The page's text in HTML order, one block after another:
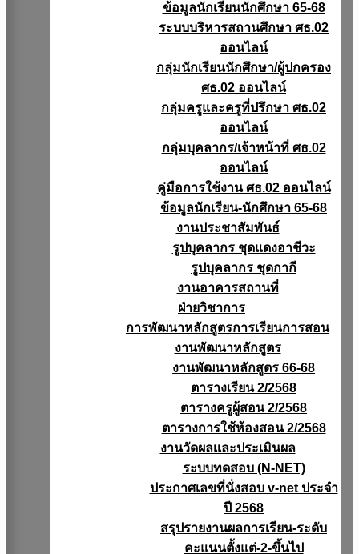
ข้อมูลนักเรียนนักศึกษา 65-68
ระบบบริหารสถานศึกษา ศธ.02
ออนไลน์
กลุ่มนักเรียนนักศึกษา/ผู้ปกครอง
ศธ.02 ออนไลน์
กลุ่มครูและครูที่ปรึกษา ศธ.02
ออนไลน์
กลุ่มบุคลากร/เจ้าหน้าที่ ศธ.02
ออนไลน์
คู่มือการใช้งาน ศธ.02 ออนไลน์
ข้อมูลนักเรียน-นักศึกษา 65-68
งานประชาสัมพันธ์
รูปบุคลากร ชุดแดงอาชีวะ
รูปบุคลากร ชุดกากี
งานอาคารสถานที่
ฝ่ายวิชาการ
การพัฒนาหลักสูตรการเรียนการสอน
งานพัฒนาหลักสูตร
งานพัฒนาหลักสูตร 66-68
ตารางเรียน 2/2568
ตารางครูผู้สอน 2/2568
ตารางการใช้ห้องสอน 2/2568
งานวัดผลเเละประเมินผล
ระบบทดสอบ (N-NET)
ประกาศเลขที่นั่งสอบ v-net ประจำ
ปี 2568
สรุปรายงานผลการเรียน-ระดับ
คะแนนตั้งแต่-2-ขึ้นไป